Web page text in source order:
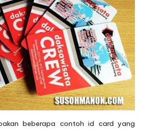
beberapa contoh id card yang